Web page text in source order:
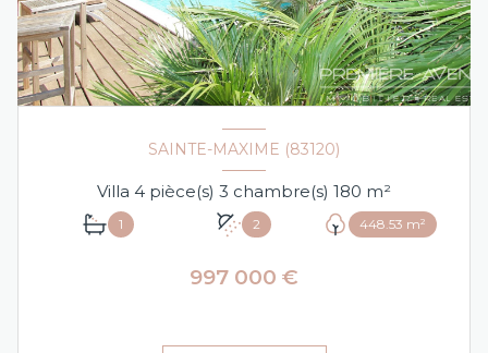
SAINTE-MAXIME (83120)
Villa 4 pièce(s) 3 chambre(s) 180 m²
1 2 448.53 m²
997 000 €